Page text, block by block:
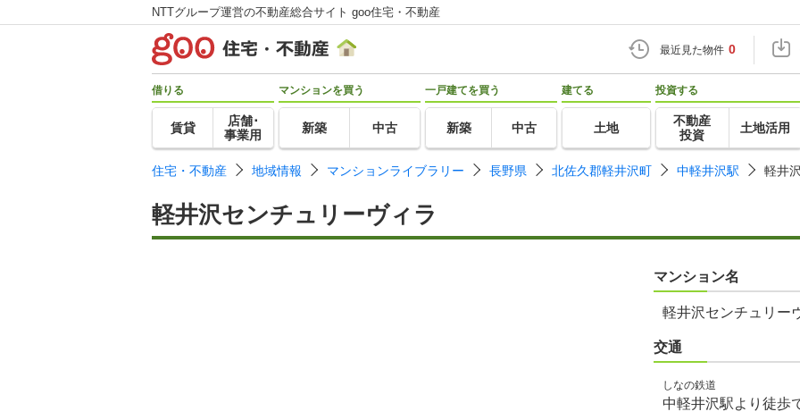
NTTグループ運営の不動産総合サイト goo住宅・不動産
最近見た物件 0
借りる
賃貸
店舗･
事業用
マンションを買う
新築 中古
一戸建てを買う
新築 中古
建てる
土地
投資する
不動産
投資
土地活用
住宅・不動産 地域情報 マンションライブラリー 長野県 北佐久郡軽井沢町 中軽井沢駅 軽井
軽井沢センチュリーヴィラ
マンション名
軽井沢センチュリー
交通
しなの鉄道
中軽井沢駅より徒歩